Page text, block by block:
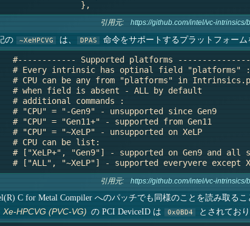
引用元: https://github.com/intel/vc-
の ~XeHPCVG は、 DPAS 命令をサポートするプラットフォーム
#------------ Supported platforms
# Every intrinsic has optinal field "platforms"
# CPU can be any from "platforms" in
# when field is absent - ALL by default
# additional commands :
# "CPU" = "-Gen9" - unsupported since Gen9
# "CPU" = "Gen11+" - supported from Gen11
# "CPU" = "~XeLP" - unsupported on XeLP
# CPU can be list:
# ["XeLP+", "Gen9"] - supported on Gen9 and all
引用元: https://github.com/intel/vc-
C for Metal Compiler へのパッチでも同様のことを読み取るこ
Xe-HPCVG (PVC-VG) の PCI DeviceID は 0x0BD4 とされてお